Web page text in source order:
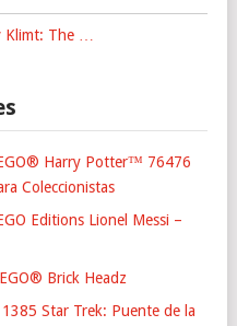
The …
Harry Potter™ 76476
Coleccionistas
Editions Lionel Messi –
Brick Headz
Star Trek: Puente de la